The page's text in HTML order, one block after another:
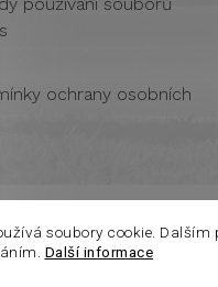
soubory cookie.
Další informace
ochrany osobních